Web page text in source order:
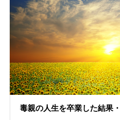
毒親の人生を卒業した結果・